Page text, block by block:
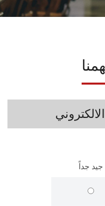
البحث العلمي
الأنظمة الذكية
جيد جداً